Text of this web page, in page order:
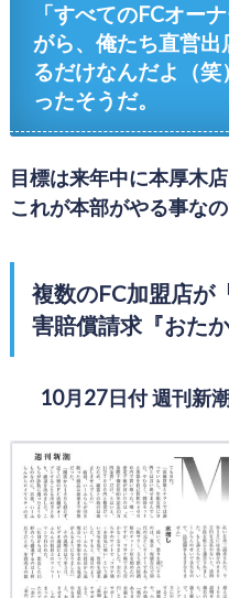
「すべてのFCオー
がら、俺たち直営
るだけなんだよ（
ったそうだ。
目標は来年中に本厚木
これが本部がやる事な
複数のFC加盟店が
害賠償請求『おた
10月27日付 週刊新